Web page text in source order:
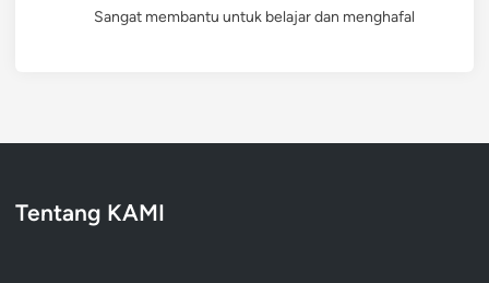
Sangat membantu untuk belajar dan menghafal
Tentang KAMI